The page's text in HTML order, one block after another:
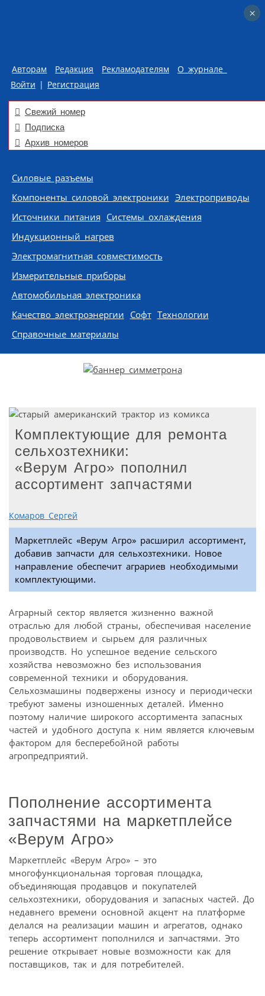
Авторам Редакция Рекламодателям
О журнале
Войти | Регистрация
Свежий номер
Подписка
Архив номеров
Skip to content
Силовые разъемы
Компоненты силовой электроники Электроприводы
Источники питания Системы охлаждения
Индукционный нагрев
Электромагнитная совместимость
Измерительные приборы
Автомобильная электроника
Качество электроэнергии Софт Технологии
Справочные материалы
Комплектующие для ремонта
сельхозтехники:
«Верум Агро» пополнил
ассортимент запчастями
Комаров Сергей
Маркетплейс «Верум Агро» расширил ассортимент,
добавив запчасти для сельхозтехники. Новое
направление обеспечит аграриев необходимыми
комплектующими.
Аграрный сектор является жизненно важной
отраслью для любой страны, обеспечивая население
продовольствием и сырьем для различных
производств. Но успешное ведение сельского
хозяйства невозможно без использования
современной техники и оборудования.
Сельхозмашины подвержены износу и периодически
требуют замены изношенных деталей. Именно
поэтому наличие широкого ассортимента запасных
частей и удобного доступа к ним является ключевым
фактором для бесперебойной работы
агропредприятий.
Пополнение ассортимента
запчастями на маркетплейсе
«Верум Агро»
Маркетплейс «Верум Агро» – это
многофункциональная торговая площадка,
объединяющая продавцов и покупателей
сельхозтехники, оборудования и запасных частей. До
недавнего времени основной акцент на платформе
делался на реализации машин и агрегатов, однако
теперь ассортимент пополнился и запчастями. Это
решение открывает новые возможности как для
поставщиков, так и для потребителей.
×
×